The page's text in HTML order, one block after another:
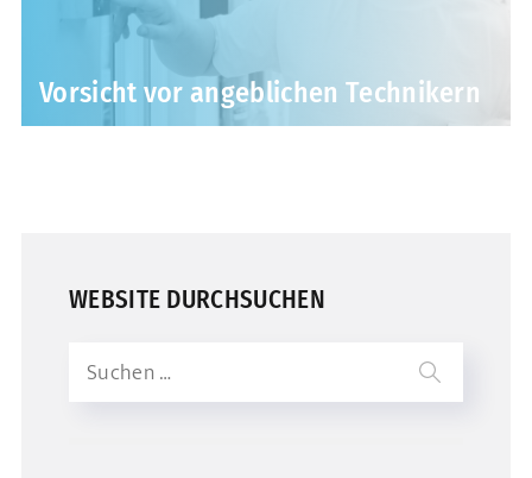
Vorsicht vor angeblichen Technikern
WEBSITE DURCHSUCHEN